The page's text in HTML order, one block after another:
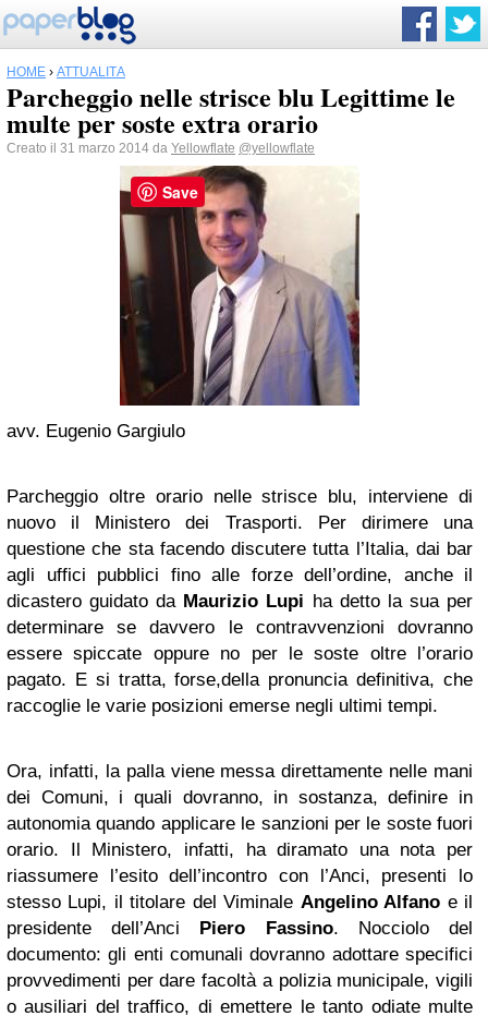
HOME › ATTUALITÀ
Parcheggio nelle strisce blu Legittime le
multe per soste extra orario
Creato il 31 marzo 2014 da Yellowflate @yellowflate
avv. Eugenio Gargiulo
Parcheggio oltre orario nelle strisce blu, interviene di
nuovo il Ministero dei Trasporti. Per dirimere una
questione che sta facendo discutere tutta l’Italia, dai bar
agli uffici pubblici fino alle forze dell’ordine, anche il
dicastero guidato da Maurizio Lupi ha detto la sua per
determinare se davvero le contravvenzioni dovranno
essere spiccate oppure no per le soste oltre l’orario
pagato. E si tratta, forse,della pronuncia definitiva, che
raccoglie le varie posizioni emerse negli ultimi tempi.
Ora, infatti, la palla viene messa direttamente nelle mani
dei Comuni, i quali dovranno, in sostanza, definire in
autonomia quando applicare le sanzioni per le soste fuori
orario. Il Ministero, infatti, ha diramato una nota per
riassumere l’esito dell’incontro con l’Anci, presenti lo
stesso Lupi, il titolare del Viminale Angelino Alfano e il
presidente dell’Anci Piero Fassino. Nocciolo del
documento: gli enti comunali dovranno adottare specifici
provvedimenti per dare facoltà a polizia municipale, vigili
o ausiliari del traffico, di emettere le tanto odiate multe
Save